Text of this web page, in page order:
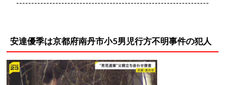
----------------------------------------------------------------
安達優季は京都府南丹市小5男児行方不明事件の犯人